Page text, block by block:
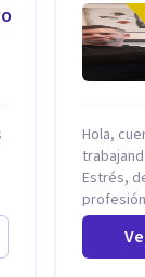
Hola,
Estrés, depresión y adicciones. Desarrollé mi
Estados